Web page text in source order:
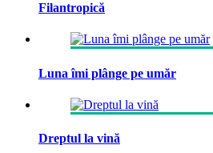
Filantropică
Luna îmi plânge pe umăr
Dreptul la vină